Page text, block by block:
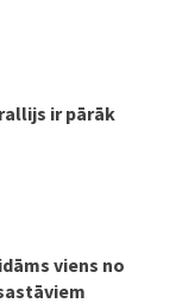
ir pārāk
viens no